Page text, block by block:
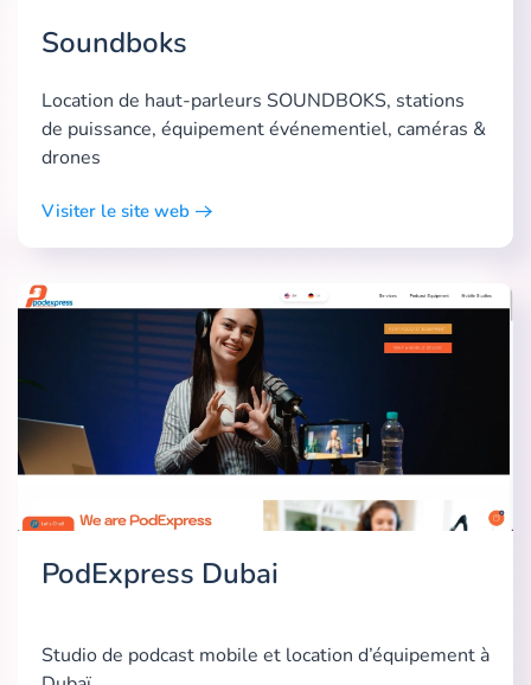
Soundboks
Location de haut-parleurs SOUNDBOKS, stations
de puissance, équipement événementiel, caméras &
drones
Visiter le site web
PodExpress Dubai
Studio de podcast mobile et location d’équipement à